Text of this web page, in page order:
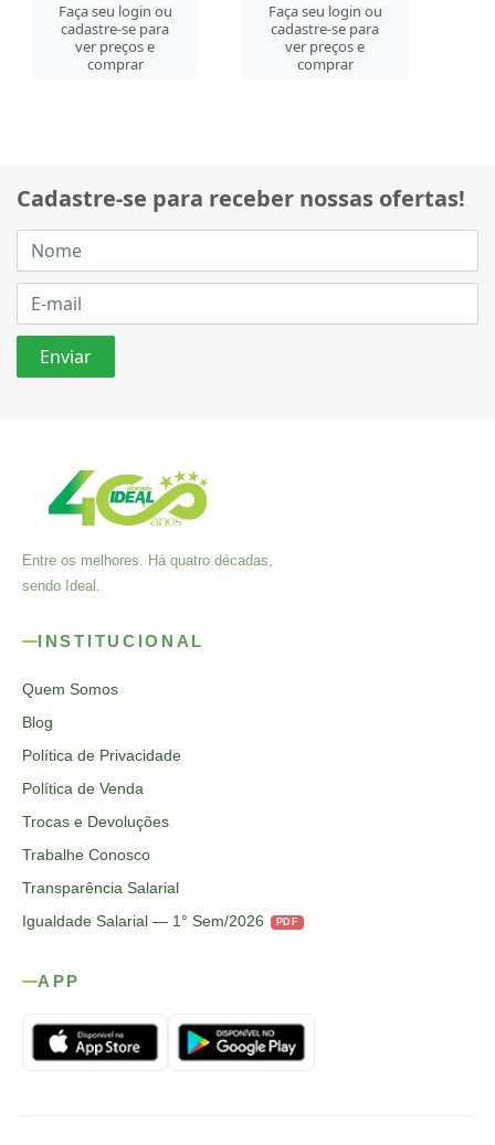
Faça seu login ou
cadastre-se para
ver preços e
comprar
Faça seu login ou
cadastre-se para
ver preços e
comprar
Cadastre-se para receber nossas ofertas!
Entre os melhores. Há quatro décadas,
sendo Ideal.
INSTITUCIONAL
Quem Somos
Blog
Política de Privacidade
Política de Venda
Trocas e Devoluções
Trabalhe Conosco
Transparência Salarial
Igualdade Salarial — 1° Sem/2026
PDF
APP